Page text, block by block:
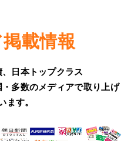
実施中
載情報
日本トップクラス
多数のメディアで取り上げ
ます。